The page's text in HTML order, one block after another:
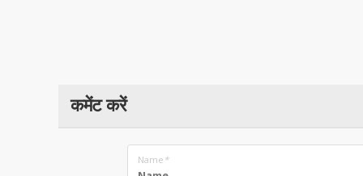
कमेंट करें
Name *